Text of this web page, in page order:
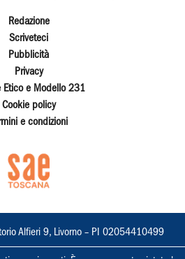
Redazione
Scriveteci
Pubblicità
Privacy
Etico e Modello 231
Cookie policy
e condizioni
Alfieri 9, Livorno – PI 02054410499